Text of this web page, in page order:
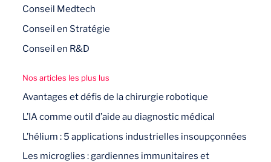
Conseil Medtech
Conseil en Stratégie
Conseil en R&D
Nos articles les plus lus
Avantages et défis de la chirurgie robotique
L’IA comme outil d’aide au diagnostic médical
L’hélium : 5 applications industrielles insoupçonnées
Les microglies : gardiennes immunitaires et